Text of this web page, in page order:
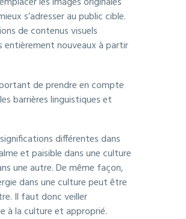
s’adresser au public cible.
de contenus visuels
nouveaux à partir
de prendre en compte
barrières linguistiques et
différentes dans
et paisible dans une culture
une autre. De même façon,
dans une culture peut être
Il faut donc veiller
à la culture et approprié.